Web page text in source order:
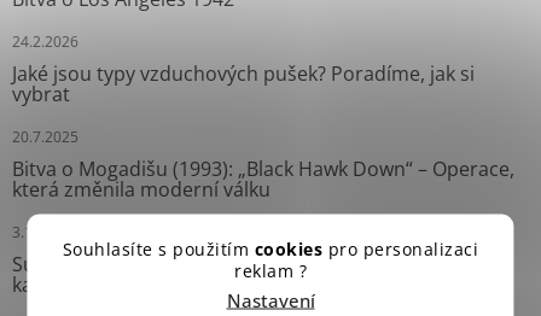
Souhlasíte s použitím cookies pro personalizaci
reklam ?
Nastavení
24.2.2026
Jaké jsou typy vzduchových pušek? Poradíme, jak si
vybrat
20.7.2025
Bitva o Mogadišu (1993): „Black Hawk Down“ – Operace,
která změnila moderní válku
3.10.2024
Survival náramky: Neprávem opomíjení pomocníci
každého dobrodruha